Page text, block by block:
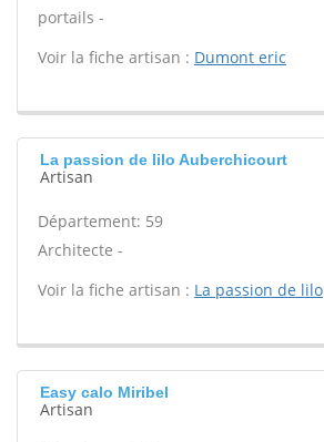
portails -
Voir la fiche artisan : Dumont eric
La passion de lilo Auberchicourt
Artisan
Département: 59
Architecte -
Voir la fiche artisan : La passion de lilo
Easy calo Miribel
Artisan